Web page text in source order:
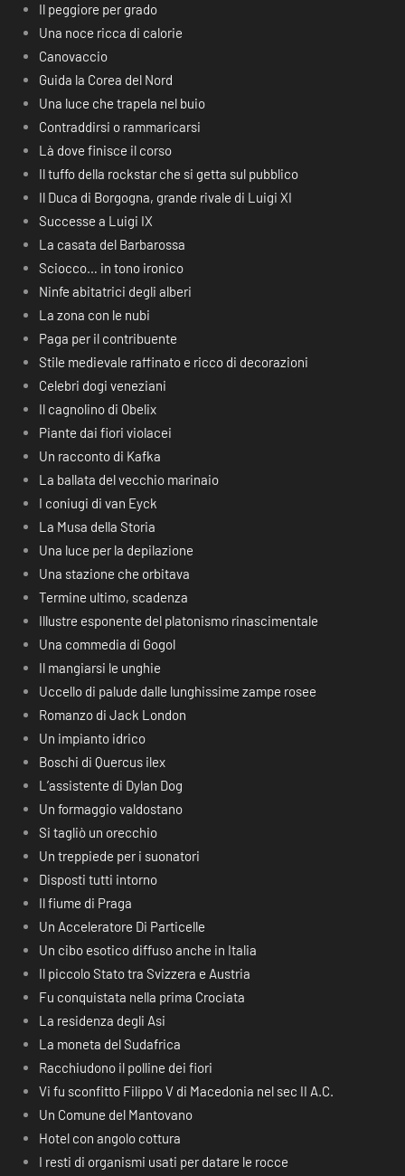
Il peggiore per grado
Una noce ricca di calorie
Canovaccio
Guida la Corea del Nord
Una luce che trapela nel buio
Contraddirsi o rammaricarsi
Là dove finisce il corso
Il tuffo della rockstar che si getta sul pubblico
Il Duca di Borgogna, grande rivale di Luigi XI
Successe a Luigi IX
La casata del Barbarossa
Sciocco… in tono ironico
Ninfe abitatrici degli alberi
La zona con le nubi
Paga per il contribuente
Stile medievale raffinato e ricco di decorazioni
Celebri dogi veneziani
Il cagnolino di Obelix
Piante dai fiori violacei
Un racconto di Kafka
La ballata del vecchio marinaio
I coniugi di van Eyck
La Musa della Storia
Una luce per la depilazione
Una stazione che orbitava
Termine ultimo, scadenza
Illustre esponente del platonismo rinascimentale
Una commedia di Gogol
Il mangiarsi le unghie
Uccello di palude dalle lunghissime zampe rosee
Romanzo di Jack London
Un impianto idrico
Boschi di Quercus ilex
L’assistente di Dylan Dog
Un formaggio valdostano
Si tagliò un orecchio
Un treppiede per i suonatori
Disposti tutti intorno
Il fiume di Praga
Un Acceleratore Di Particelle
Un cibo esotico diffuso anche in Italia
Il piccolo Stato tra Svizzera e Austria
Fu conquistata nella prima Crociata
La residenza degli Asi
La moneta del Sudafrica
Racchiudono il polline dei fiori
Vi fu sconfitto Filippo V di Macedonia nel sec II A.C.
Un Comune del Mantovano
Hotel con angolo cottura
I resti di organismi usati per datare le rocce